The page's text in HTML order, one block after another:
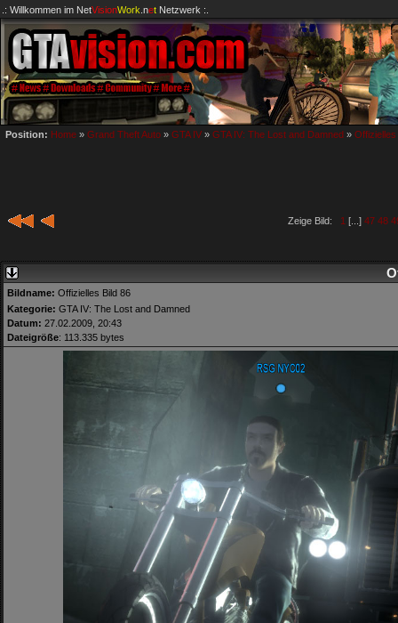
.: Willkommen im NetVisionWork .netNetzwerk :.
Position: Home » Grand Theft Auto » GTA IV » GTA IV: The Lost and Damned » Offizielles
Zeige Bild: 1 [...] 47 48
Bildname: Offizielles Bild 86
Kategorie: GTA IV: The Lost and Damned
Datum: 27.02.2009, 20:43
Dateigröße: 113.335 bytes